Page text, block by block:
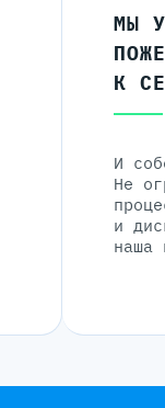
МЫ
К
И
Не
и
наша